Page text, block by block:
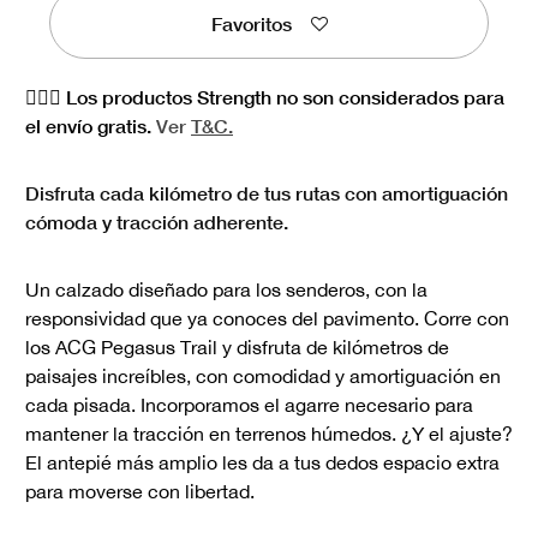
Favoritos
🏋🏻‍♀️ Los productos Strength no son considerados para
el envío gratis. Ver T&C.
Disfruta cada kilómetro de tus rutas con amortiguación
cómoda y tracción adherente.
Un calzado diseñado para los senderos, con la
responsividad que ya conoces del pavimento. Corre con
los ACG Pegasus Trail y disfruta de kilómetros de
paisajes increíbles, con comodidad y amortiguación en
cada pisada. Incorporamos el agarre necesario para
mantener la tracción en terrenos húmedos. ¿Y el ajuste?
El antepié más amplio les da a tus dedos espacio extra
para moverse con libertad.